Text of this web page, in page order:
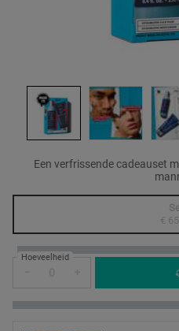
Een verfrissende cadeauset
€
Hoeveelheid